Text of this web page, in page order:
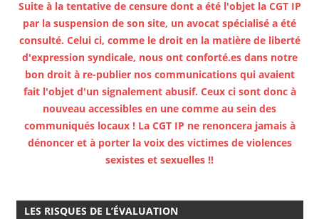
Suite à la tentative de censure dont a été l'objet la CGT IP
par la suspension de son site, un avocat spécialisé a été
consulté. Celui ci, comme le droit en la matière de liberté
d'expression syndicale, nous ont conforté.es dans notre
bon droit à re-publier nos communications qui avaient
fait l'objet d'un signalement abusif. Ceux ci sont donc à
nouveau accessibles en une comme au sein des
communiqués locaux ! La CGT IP ne renoncera jamais à
dénoncer et à porter la voix des victimes de violences
sexistes et sexuelles !!
LES RISQUES DE L’ÉVALUATION